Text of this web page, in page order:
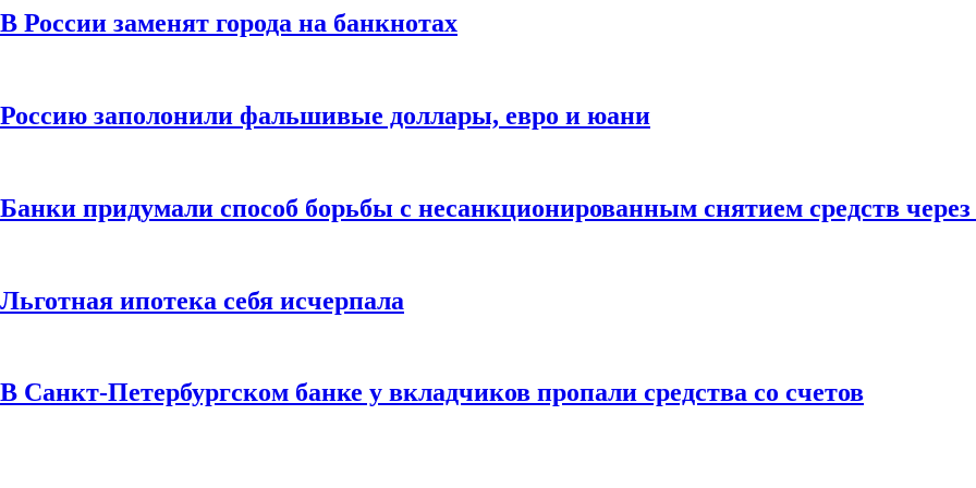
В России заменят города на банкнотах
Россию заполонили фальшивые доллары, евро и юани
Банки придумали способ борьбы с несанкционированным снятием средств
Льготная ипотека себя исчерпала
В Санкт-Петербургском банке у вкладчиков пропали средства со счетов